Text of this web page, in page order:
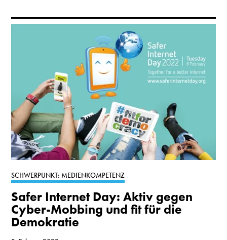
SCHWERPUNKT: MEDIENKOMPETENZ
Safer Internet Day: Aktiv gegen
Cyber-Mobbing und fit für die
Demokratie